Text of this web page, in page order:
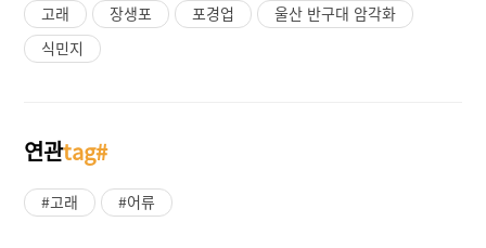
고래 장생포 포경업
울산 반구대 암각화
식민지
연관tag#
#고래 #어류